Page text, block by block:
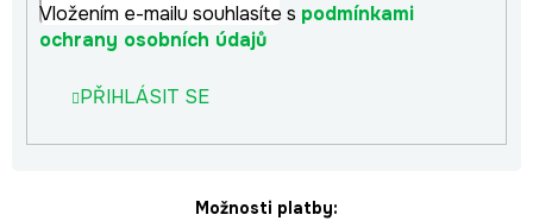
Vložením e-mailu souhlasíte s podmínkami
ochrany osobních údajů
PŘIHLÁSIT SE
Možnosti platby: